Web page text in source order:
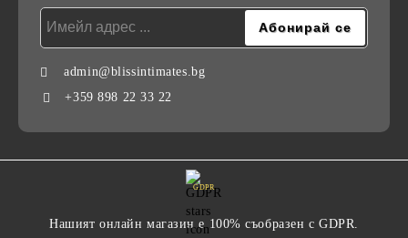
admin@blissintimates.bg
+359 898 22 33 22
GDPR
Нашият онлайн магазин е 100% съобразен с GDPR.